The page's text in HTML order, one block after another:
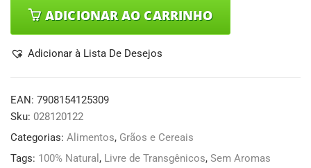
ADICIONAR AO CARRINHO
Adicionar à Lista De Desejos
EAN: 7908154125309
Sku: 028120122
Categorias: Alimentos, Grãos e Cereais
Tags: 100% Natural , Livre de Transgênicos, Sem Aromas